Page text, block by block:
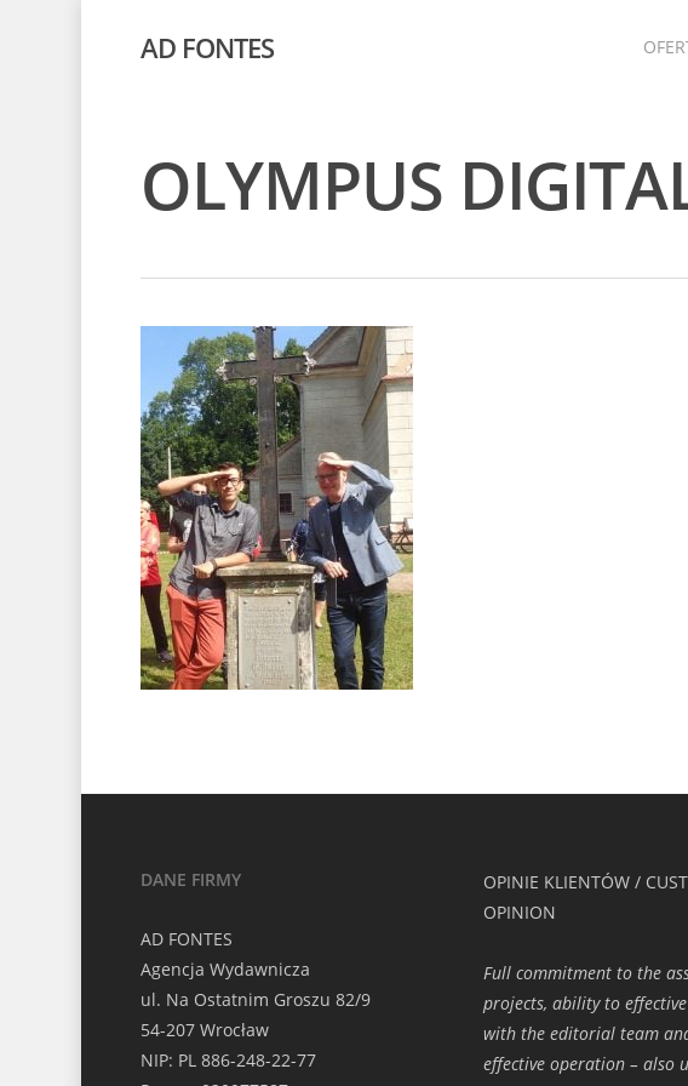
AD FONTES
OLYMPUS
DANE FIRMY
AD FONTES
Agencja Wydawnicza
ul. Na Ostatnim Groszu 82/9
54-207 Wrocław
NIP: PL 886-248-22-77
OPINIE KLIENTÓW /
OPINION
Full commitment to the
projects, ability to
with the editorial team
effective operation – also